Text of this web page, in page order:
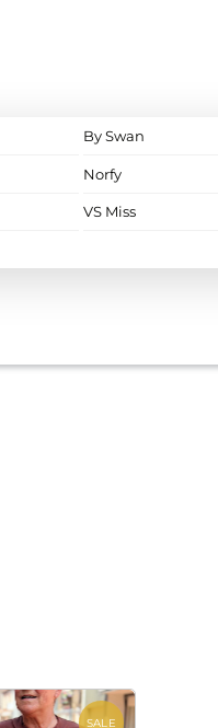
By Swan
Norfy
VS Miss
SALE